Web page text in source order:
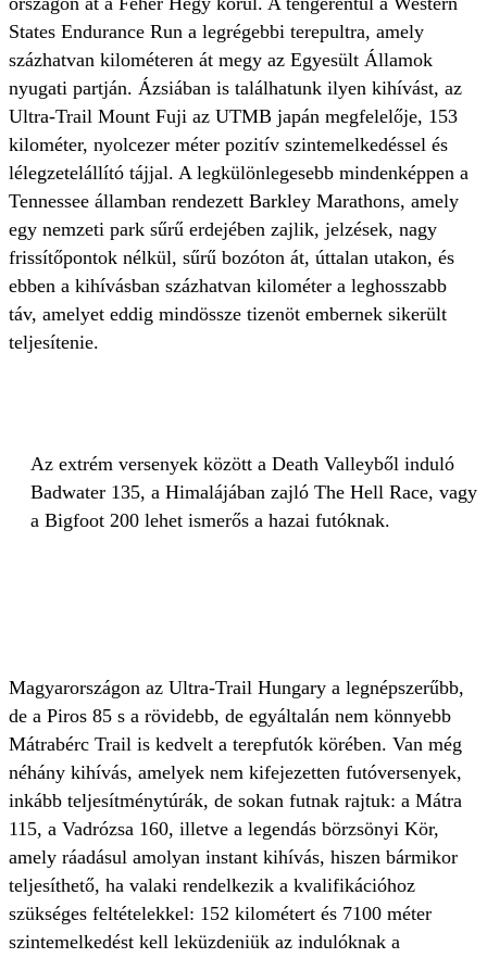
States Endurance Run a legrégebbi terepultra, amely
százhatvan kilométeren át megy az Egyesült Államok
nyugati partján. Ázsiában is találhatunk ilyen kihívást, az
Ultra-Trail Mount Fuji az UTMB japán megfelelője, 153
kilométer, nyolcezer méter pozitív szintemelkedéssel és
lélegzetelállító tájjal. A legkülönlegesebb mindenképpen a
Tennessee államban rendezett Barkley Marathons, amely
egy nemzeti park sűrű erdejében zajlik, jelzések, nagy
frissítőpontok nélkül, sűrű bozóton át, úttalan utakon, és
ebben a kihívásban százhatvan kilométer a leghosszabb
táv, amelyet eddig mindössze tizenöt embernek sikerült
teljesítenie.
Az extrém versenyek között a Death Valleyből induló
Badwater 135, a Himalájában zajló The Hell Race, vagy
a Bigfoot 200 lehet ismerős a hazai futóknak.
Magyarországon az Ultra-Trail Hungary a legnépszerűbb,
de a Piros 85 s a rövidebb, de egyáltalán nem könnyebb
Mátrabérc Trail is kedvelt a terepfutók körében. Van még
néhány kihívás, amelyek nem kifejezetten futóversenyek,
inkább teljesítménytúrák, de sokan futnak rajtuk: a Mátra
115, a Vadrózsa 160, illetve a legendás börzsönyi Kör,
amely ráadásul amolyan instant kihívás, hiszen bármikor
teljesíthető, ha valaki rendelkezik a kvalifikációhoz
szükséges feltételekkel: 152 kilométert és 7100 méter
szintemelkedést kell leküzdeniük az indulóknak a